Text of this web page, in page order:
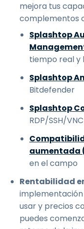
mejora tus
complementos
Splashtop
tiempo real y
Splashtop
Bitdefender
Splashtop
RDP/SSH/
aumentada
en el campo
Rentabilidad
implementación
usar y precios
puedes